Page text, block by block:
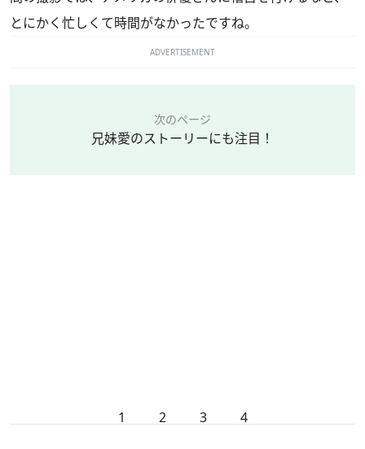
とにかく忙しくて時間がなかったですね。
ADVERTISEMENT
次のページ
兄妹愛のストーリーにも注目！
1 2 3 4